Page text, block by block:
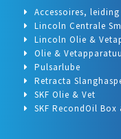
Accessoires,
Lincoln Centrale
Lincoln Olie &
Olie &
Pulsarlube
Retracta
SKF Olie & Vet
SKF RecondOil